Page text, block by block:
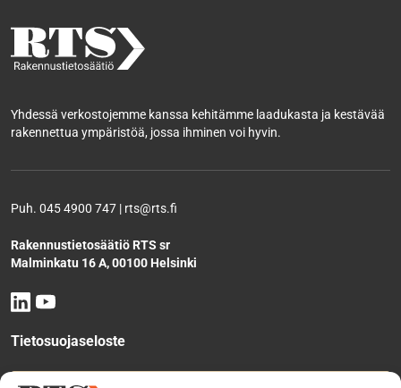
Yhdessä verkostojemme kanssa kehitämme laadukasta ja kestävää
rakennettua ympäristöä, jossa ihminen voi hyvin.
Puh. 045 4900 747 | rts@rts.fi
Rakennustietosäätiö RTS sr
Malminkatu 16 A, 00100 Helsinki
Tietosuojaseloste